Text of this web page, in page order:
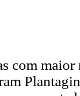
com